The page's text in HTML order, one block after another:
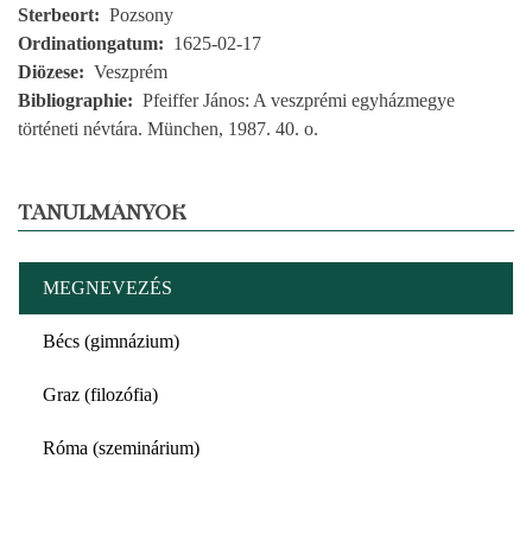
Sterbeort
Pozsony
Ordinationgatum
1625-02-17
Diözese
Veszprém
Bibliographie
Pfeiffer János: A veszprémi egyházmegye
történeti névtára. München, 1987. 40. o.
TANULMÁNYOK
MEGNEVEZÉS
Bécs (gimnázium)
Graz (filozófia)
Róma (szeminárium)